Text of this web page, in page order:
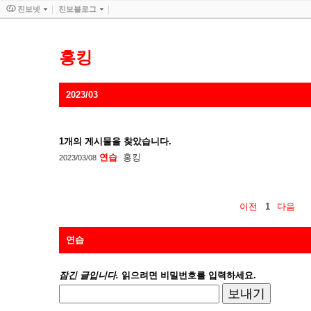
홍킹
2023/03
1개의 게시물을 찾았습니다.
2023/03/08 연습 홍킹
이전 1 다음
연습
잠긴 글입니다. 읽으려면 비밀번호를 입력하세요.
진보넷 진보블로그